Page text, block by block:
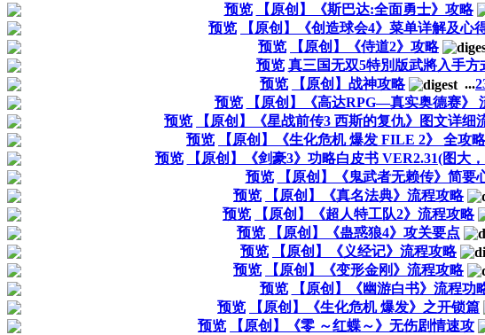
预览
【原创】《斯巴达:全面勇士》攻略
预览
【原创】《创造球会4》菜单详解及心
预览
【原创】《侍道2》攻略
预览 真三国无双5特別版武將入手方
预览
【原创】战神攻略 ...2
预览
【原创】《高达RPG—真实奥德赛》
预览
【原创】《星战前传3 西斯的复仇》图文详细
预览
【原创】《生化危机 爆发 FILE 2》 全攻略
预览
【原创】《剑豪3》功略白皮书 VER2.31(图大
预览
【原创】《鬼武者无赖传》简要
预览
【原创】《真名法典》流程攻略
预览
【原创】《超人特工队2》流程攻略
预览
【原创】《蛊惑狼4》攻关要点
预览
【原创】《义经记》流程攻略
预览
【原创】《变形金刚》流程攻略
预览
【原创】《幽游白书》流程功
预览
【原创】《生化危机 爆发》之开锁篇
预览
【原创】《零 ～红蝶～》无伤剧情速攻